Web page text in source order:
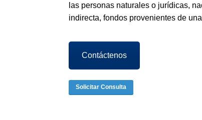
las personas naturales o jurídicas,
indirecta, fondos provenientes de
Contáctenos
Solicitar Consulta